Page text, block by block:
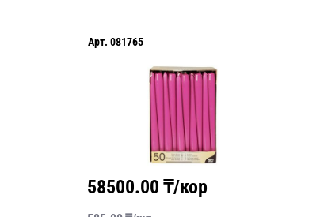
Арт. 081765
58500.00 ₸/кор